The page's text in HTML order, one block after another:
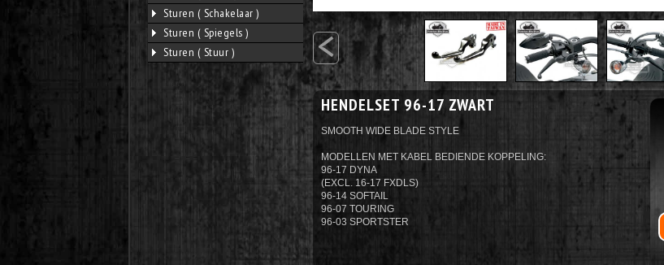
Sturen ( Schakelaar )
Sturen ( Spiegels )
Sturen ( Stuur )
<
HENDELSET 96-17 ZWART
SMOOTH WIDE BLADE STYLE
MODELLEN MET KABEL BEDIENDE KOPPELING:
96-17 DYNA
(EXCL. 16-17 FXDLS)
96-14 SOFTAIL
96-07 TOURING
96-03 SPORTSTER